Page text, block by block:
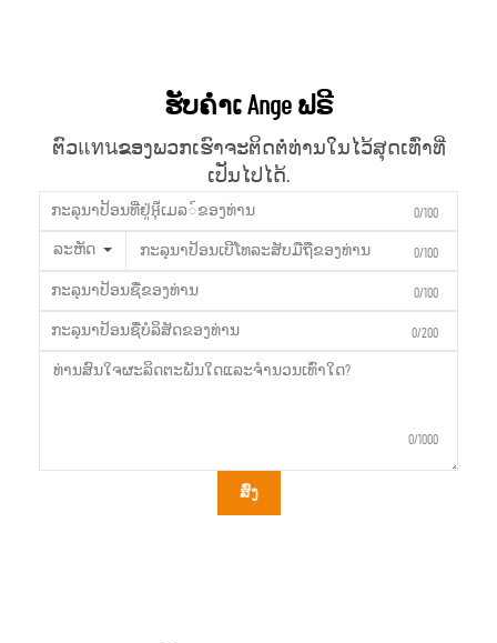
ຮັບຄຳເ Ange ຟຣີ
ຕົວแทนຂອງພວກເຮົາຈະຕິດຕໍ່ທ່ານໃນໄວ້ສຸດເທົ່າທີ່
ເປັນໄປໄດ້.
0/100
ລະຫັດ 0/100
0/100
0/200
0/1000
ສົ່ງ